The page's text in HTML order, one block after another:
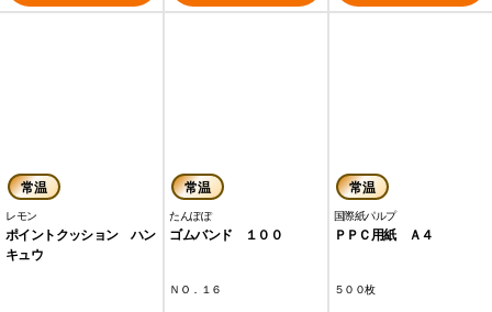
常温
レモン
ポイントクッション ハン
キュウ
常温
たんぽぽ
ゴムバンド １００
ＮＯ．１６
常温
国際紙パルプ
ＰＰＣ用紙 Ａ４
５００枚